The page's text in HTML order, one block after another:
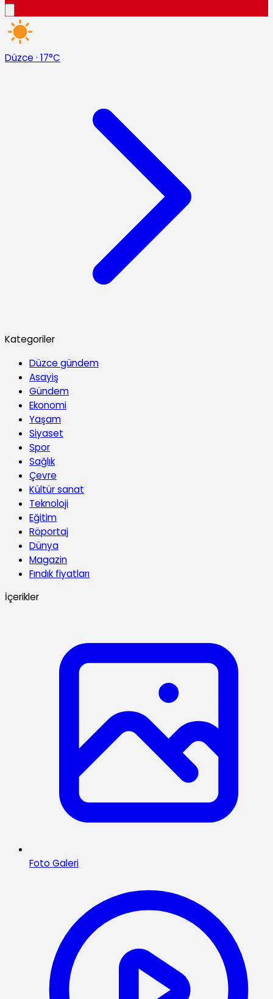
Düzce · 17°C
Kategoriler
Düzce gündem
Asayiş
Gündem
Ekonomi
Yaşam
Siyaset
Spor
Sağlık
Çevre
Kültür sanat
Teknoloji
Eğitim
Röportaj
Dünya
Magazin
Fındık fiyatları
İçerikler
Foto Galeri